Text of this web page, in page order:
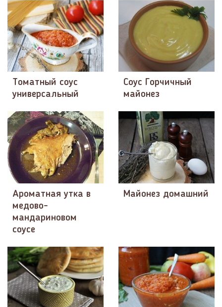
Томатный соус
универсальный
Соус Горчичный
майонез
Ароматная утка в
медово-
мандариновом
соусе
Майонез домашний